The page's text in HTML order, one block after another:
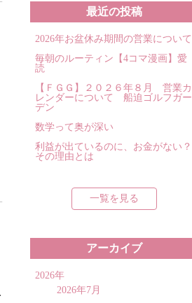
最近の投稿
2026年お盆休み期間の営業について
毎朝のルーティン【4コマ漫画】愛
読
【ＦＧＧ】２０２６年８月 営業カ
レンダーについて 船迫ゴルフガー
デン
数学って奥が深い
利益が出ているのに、お金がない？
その理由とは
一覧を見る
アーカイブ
2026年
2026年7月